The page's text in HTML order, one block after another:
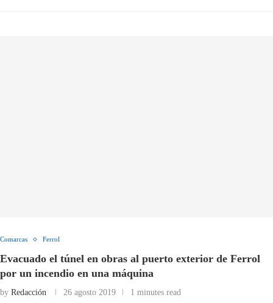
Comarcas Ferrol
Evacuado el túnel en obras al puerto exterior de Ferrol
por un incendio en una máquina
by Redacción 26 agosto 2019 1 minutes read